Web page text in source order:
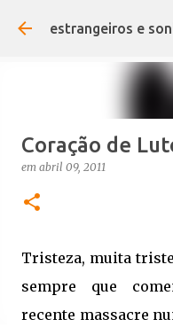
Pular para
estrangeiros e
Coração de
em abril 09, 2011
Tristeza, muita
sempre que
recente massacre